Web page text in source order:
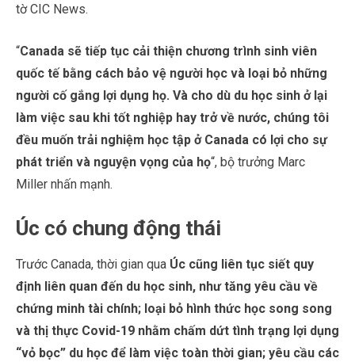
tờ CIC News.
“Canada sẽ tiếp tục cải thiện chương trình sinh viên
quốc tế bằng cách bảo vệ người học và loại bỏ những
người cố gắng lợi dụng họ. Và cho dù du học sinh ở lại
làm việc sau khi tốt nghiệp hay trở về nước, chúng tôi
đều muốn trải nghiệm học tập ở Canada có lợi cho sự
phát triển và nguyện vọng của họ“, bộ trưởng Marc
Miller nhấn mạnh.
Úc có chung động thái
Trước Canada, thời gian qua Úc cũng liên tục siết quy
định liên quan đến du học sinh, như tăng yêu cầu về
chứng minh tài chính; loại bỏ hình thức học song song
và thị thực Covid-19 nhằm chấm dứt tình trạng lợi dụng
“vỏ bọc” du học để làm việc toàn thời gian; yêu cầu các